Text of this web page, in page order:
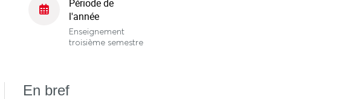
Période de
l'année
Enseignement
troisième semestre
En bref